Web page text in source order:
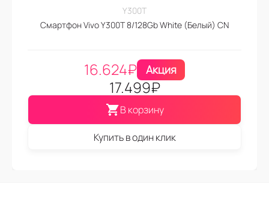
Y300T
Смартфон Vivo Y300T 8/128Gb White (Белый) CN
16.624₽ Акция
17.499₽
В корзину
Купить в один клик